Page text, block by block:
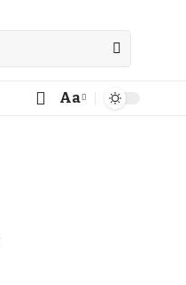
Aa